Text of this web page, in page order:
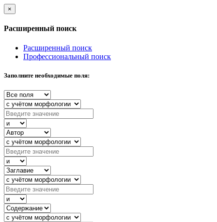
×
Расширенный поиск
Расширенный поиск
Профессиональный поиск
Заполните необходимые поля: